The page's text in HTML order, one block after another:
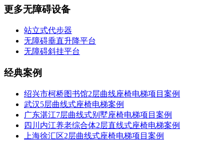
更多无障碍设备
站立式代步器
无障碍垂直升降平台
无障碍斜挂平台
经典案例
绍兴市柯桥图书馆2层曲线座椅电梯项目案例
武汉5层曲线式座椅电梯案例
广东湛江7层曲线式别墅座椅电梯项目案例
四川内江养老综合体2层直线式座椅电梯案例
上海徐汇区2层曲线式座椅电梯项目案例